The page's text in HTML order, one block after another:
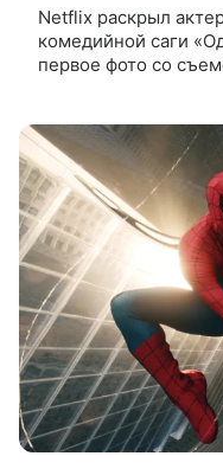
Netflix раскрыл
комедийной саги
первое фото со